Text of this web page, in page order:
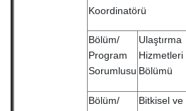
Koordinatörü
Bölüm/
Program
Sorumlusu
Ulaştırma
Hizmetleri
Bölümü
Bölüm/
Bitkisel ve